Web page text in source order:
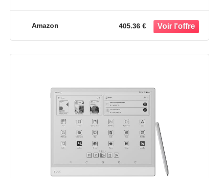
Amazon 405.36 €